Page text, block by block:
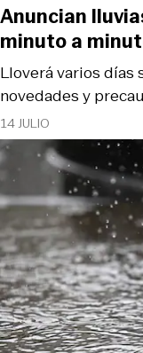
14 JULIO
Lloverá varios días
novedades y
Anuncian
minuto a